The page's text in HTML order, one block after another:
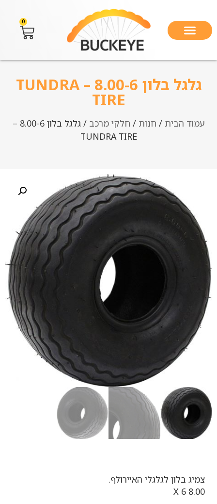
0
גלגל בלון 8.00-6 – TUNDRA
TIRE
עמוד הבית / חנות / חלקי מרכב
/ גלגל בלון 8.00-6 –
TUNDRA TIRE
צמיג בלון לגלגלי האיירולף.
8.00 X 6